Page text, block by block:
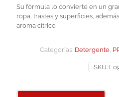
Su fórmula lo convierte en un
ropa, trastes y superficies,
aroma cítrico
SKU:
Categorías: Detergente